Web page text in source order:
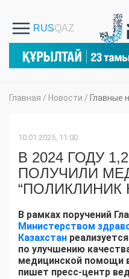
Главная / Новости / Главные
10.01.2025, 11:00
В 2024 ГОДУ
ПОЛУЧИЛИ
“ПОЛИКЛИНИК
В рамках поручений
Министерством
Казахстан
по улучшению
медицинской помощи
пишет пресс-центр